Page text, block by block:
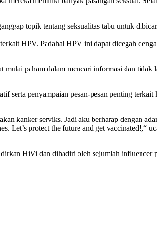
topik tentang seksualitas tabu untuk
HPV. Padahal HPV ini dapat dicegah
paham dalam mencari informasi dan tidak
penyampaian pesan-pesan penting
kanker serviks. Jadi aku berharap dengan
Let’s protect the future and get vaccinated!,“
HiVi dan dihadiri oleh sejumlah influencer